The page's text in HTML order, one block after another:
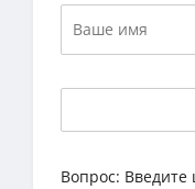
Вопрос: Введите